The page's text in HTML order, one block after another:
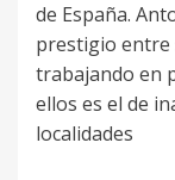
de España.
prestigio entre
trabajando en
ellos es el de
localidades